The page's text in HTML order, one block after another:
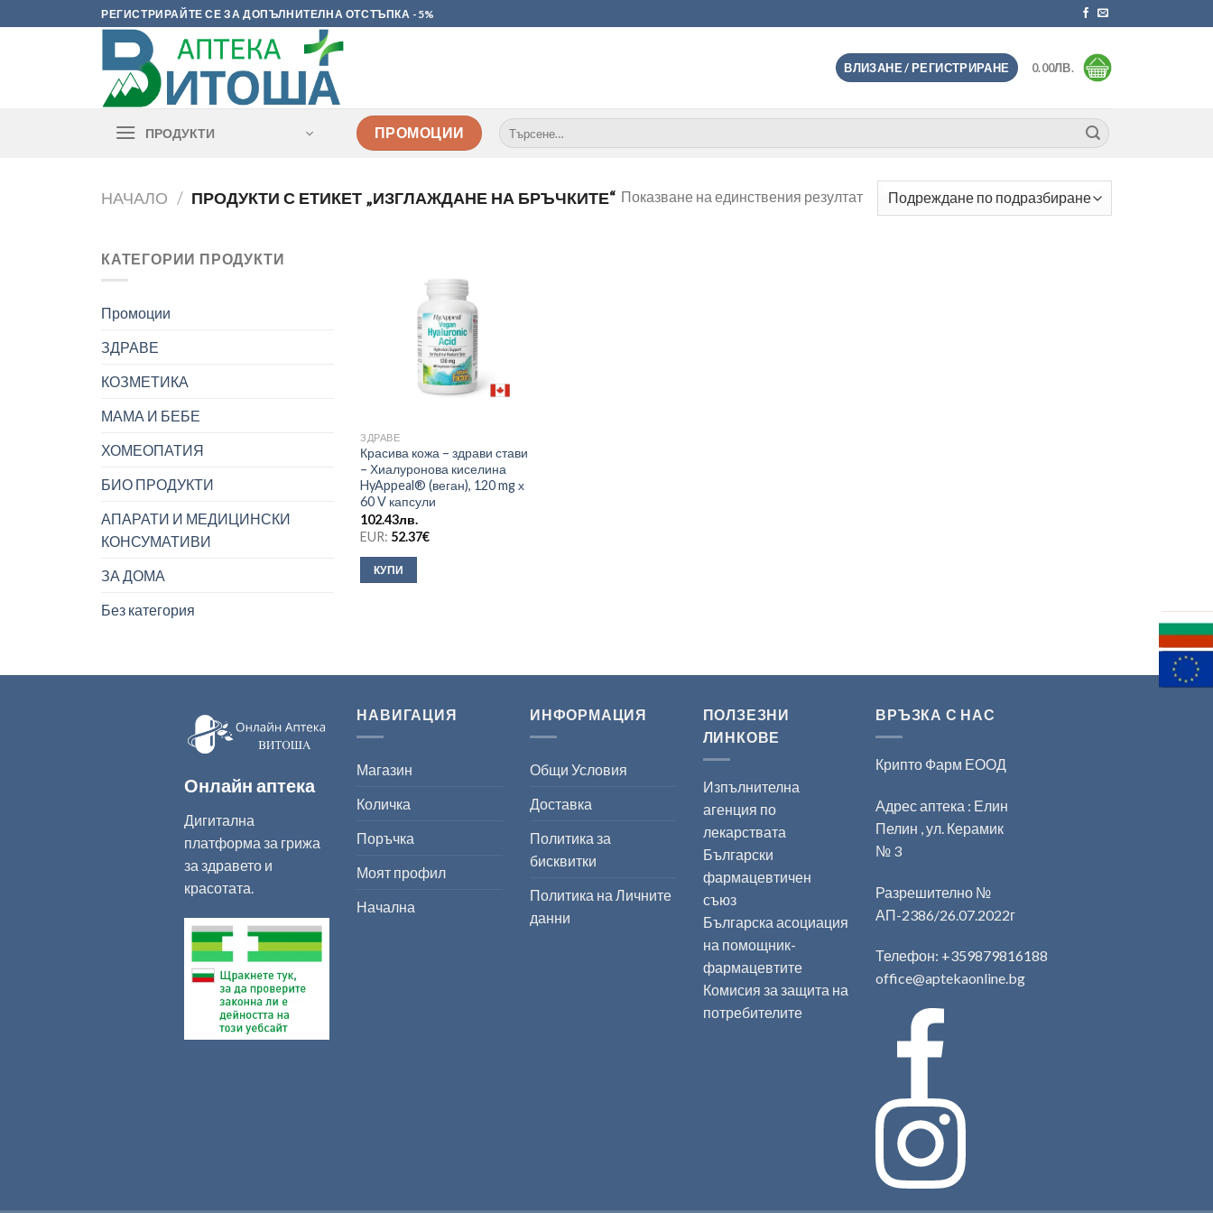
to
РЕГИСТРИРАЙТЕ СЕ ЗА ДОПЪЛНИТЕЛНА ОТСТЪПКА -5%
ВЛИЗАНЕ / РЕГИСТРИРАНЕ 0.00ЛВ.
ПРОДУКТИ ПРОМОЦИИ
Търсене
за:
НАЧАЛО / ПРОДУКТИ С ЕТИКЕТ „ИЗГЛАЖДАНЕ НА БРЪЧКИТЕ“ Показване на единствения резултат
КАТЕГОРИИ ПРОДУКТИ
Промоции
ЗДРАВЕ
КОЗМЕТИКА
МАМА И БЕБЕ
ХОМЕОПАТИЯ
БИО ПРОДУКТИ
АПАРАТИ И МЕДИЦИНСКИ
КОНСУМАТИВИ
ЗА ДОМА
Без категория
ЗДРАВЕ
Красива кожа – здрави стави
– Хиалуронова киселина
HyAppeal® (веган), 120 mg х
60 V капсули
102.43лв.
EUR: 52.37€
КУПИ
Онлайн аптека
Дигитална
платформа за грижа
за здравето и
красотата.
НАВИГАЦИЯ
Магазин
Количка
Поръчка
Моят профил
Начална
ИНФОРМАЦИЯ
Общи Условия
Доставка
Политика за
бисквитки
Политика на Личните
данни
ПОЛЗЕЗНИ
ЛИНКОВЕ
Изпълнителна
агенция по
лекарствата
Български
фармацевтичен
съюз
Българска асоциация
на помощник-
фармацевтите
Комисия за защита на
потребителите
ВРЪЗКА С НАС
Крипто Фарм ЕООД
Адрес аптека : Елин
Пелин , ул. Керамик
№ 3
Разрешително №
АП-2386/26.07.2022г
Телефон: +359879816188
office@aptekaonline.bg